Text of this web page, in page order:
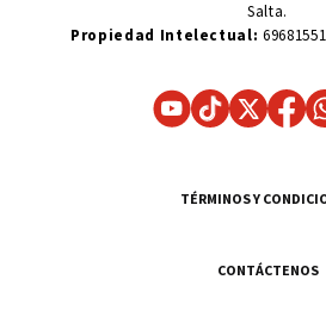
Salta.
Propiedad Intelectual: 69681551
TÉRMINOS Y
CONTÁCTENOS